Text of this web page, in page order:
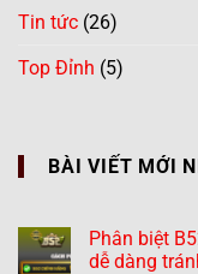
Tin tức (26)
Top Đỉnh (5)
BÀI VIẾT MỚI
Phân biệt
dễ dàng